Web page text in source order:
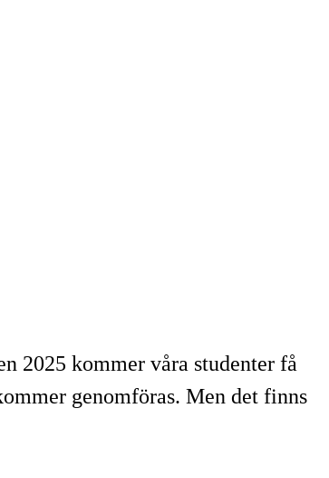
2025 kommer våra studenter få
genomföras. Men det finns